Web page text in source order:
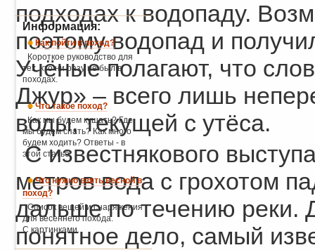
подходах к водопаду.
поэтому водопад и
Учёные полагают, что
Джур» – всего лишь
воды, текущей с утёса.
С известнякового
метров вода с грохотом
дальше по течению
понятное дело, самый
Информация:
Как пойти в поход?
Короткое руководство для
тех, кто ни разу не был в
походах.
Что такое поход?
Как мы будем кушать? Где
мы будем спать? Как много
будем ходить? Ответы - в
этой статье.
Что нужно взять весной в
поход?
Список вещей и снаряжения
для весеннего похода.
С картинками.